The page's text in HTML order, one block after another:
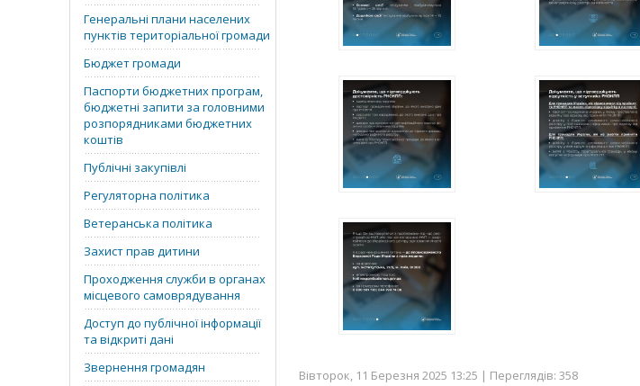
Генеральні плани населених
пунктів територіальної громади
Бюджет громади
Паспорти бюджетних програм,
бюджетні запити за головними
розпорядниками бюджетних
коштів
Публічні закупівлі
Регуляторна політика
Ветеранська політика
Захист прав дитини
Проходження служби в органах
місцевого самоврядування
Доступ до публічної інформації
та відкриті дані
Звернення громадян
Вівторок, 11 Березня 2025 13:25 | Переглядів: 358